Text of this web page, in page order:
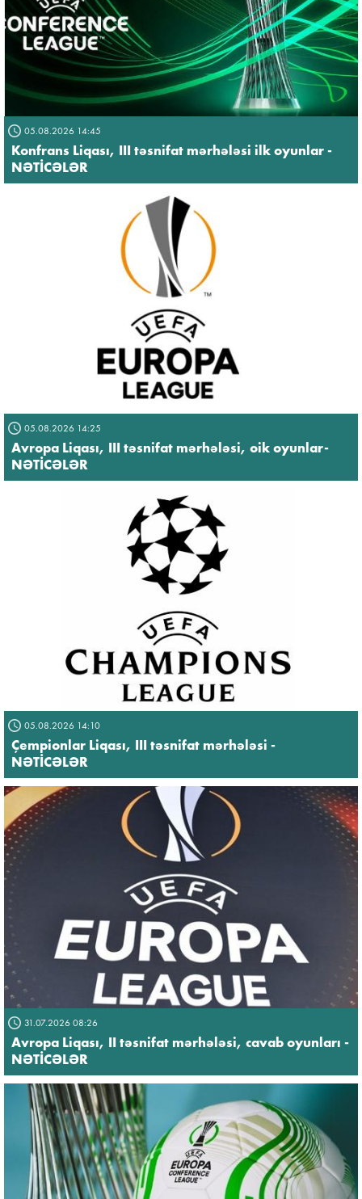
05.08.2026 14:45
Konfrans Liqası, III təsnifat mərhələsi ilk oyunlar -
NƏTİCƏLƏR
05.08.2026 14:25
Avropa Liqası, III təsnifat mərhələsi, oik oyunlar-
NƏTİCƏLƏR
05.08.2026 14:10
Çempionlar Liqası, III təsnifat mərhələsi -
NƏTİCƏLƏR
31.07.2026 08:26
Avropa Liqası, II təsnifat mərhələsi, cavab oyunları -
NƏTİCƏLƏR